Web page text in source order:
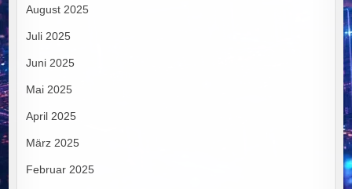
August 2025
Juli 2025
Juni 2025
Mai 2025
April 2025
März 2025
Februar 2025